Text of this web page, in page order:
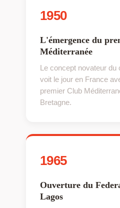
1950
L'émergence du
Méditerranée
Le concept novateur du
voit le jour en France
premier Club
Bretagne.
1965
Ouverture du
Lagos